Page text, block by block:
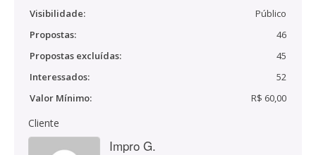
Visibilidade:
Público
Propostas:
46
Propostas excluídas:
45
Interessados:
52
Valor Mínimo:
R$ 60,00
Cliente
Impro G.